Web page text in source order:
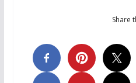
Share